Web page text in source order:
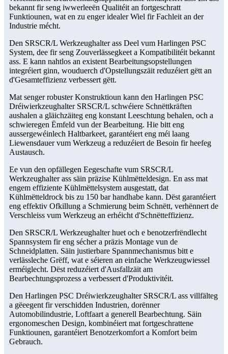
bekannt fir seng iwwerleeën Qualitéit an fortgeschratt
Funktiounen, wat en zu enger idealer Wiel fir Fachleit an der
Industrie mécht.
Den SRSCR/L Werkzeughalter ass Deel vum Harlingen PSC
System, dee fir seng Zouverlässegkeet a Kompatibilitéit bekannt
ass. E kann nahtlos an existent Bearbeitungsopstellungen
integréiert ginn, wouduerch d'Opstellungszäit reduzéiert gëtt an
d'Gesamteffizienz verbessert gëtt.
Mat senger robuster Konstruktioun kann den Harlingen PSC
Dréiwierkzeughalter SRSCR/L schwéiere Schnëttkräften
aushalen a gläichzäiteg eng konstant Leeschtung behalen, och a
schwieregen Ëmfeld vun der Bearbeitung. Hie bitt eng
aussergewéinlech Haltbarkeet, garantéiert eng méi laang
Liewensdauer vum Werkzeug a reduzéiert de Besoin fir heefeg
Austausch.
Ee vun den opfällegen Eegeschafte vum SRSCR/L
Werkzeughalter ass säin präzise Kühlmëtteldesign. En ass mat
engem effiziente Kühlmëttelsystem ausgestatt, dat
Kühlmëtteldrock bis zu 150 bar handhabe kann. Dëst garantéiert
eng effektiv Ofkillung a Schmierung beim Schnëtt, verhënnert de
Verschleiss vum Werkzeug an erhéicht d'Schnëtteffizienz.
Den SRSCR/L Werkzeughalter huet och e benotzerfrëndlecht
Spannsystem fir eng sécher a präzis Montage vun de
Schneidplatten. Säin justierbare Spannmechanismus bitt e
verlässleche Grëff, wat e séieren an einfache Werkzeugwiessel
erméiglecht. Dëst reduzéiert d'Ausfallzäit am
Bearbechtungsprozess a verbessert d'Produktivitéit.
Den Harlingen PSC Dréiwierkzeughalter SRSCR/L ass villfälteg
a gëeegent fir verschidden Industrien, dorënner
Automobilindustrie, Loftfaart a generell Bearbechtung. Säin
ergonomeschen Design, kombinéiert mat fortgeschrattene
Funktiounen, garantéiert Benotzerkomfort a Komfort beim
Gebrauch.